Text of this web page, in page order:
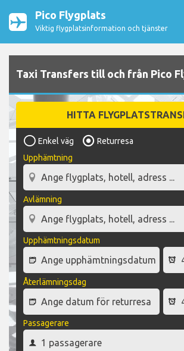
Pico Flygplats
Viktig flygplatsinformation och tjänster
Taxi Transfers till och från Pico
HITTA
Enkel väg
Returresa
Upphämtning
Avlämning
Upphämtningsdatum
Återlämningsdag
Passagerare